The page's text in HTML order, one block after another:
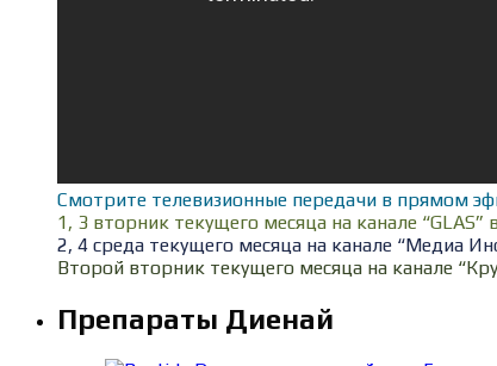
Смотрите телевизионные передачи в прямом
1, 3 вторник текущего месяца на канале “GLAS”
2, 4 среда текущего месяца на канале “Медиа
Второй вторник текущего месяца на канале
Препараты Диенай